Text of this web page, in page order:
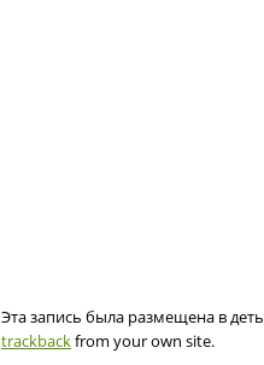
Эта запись была размещена в
trackbackfrom your own site.